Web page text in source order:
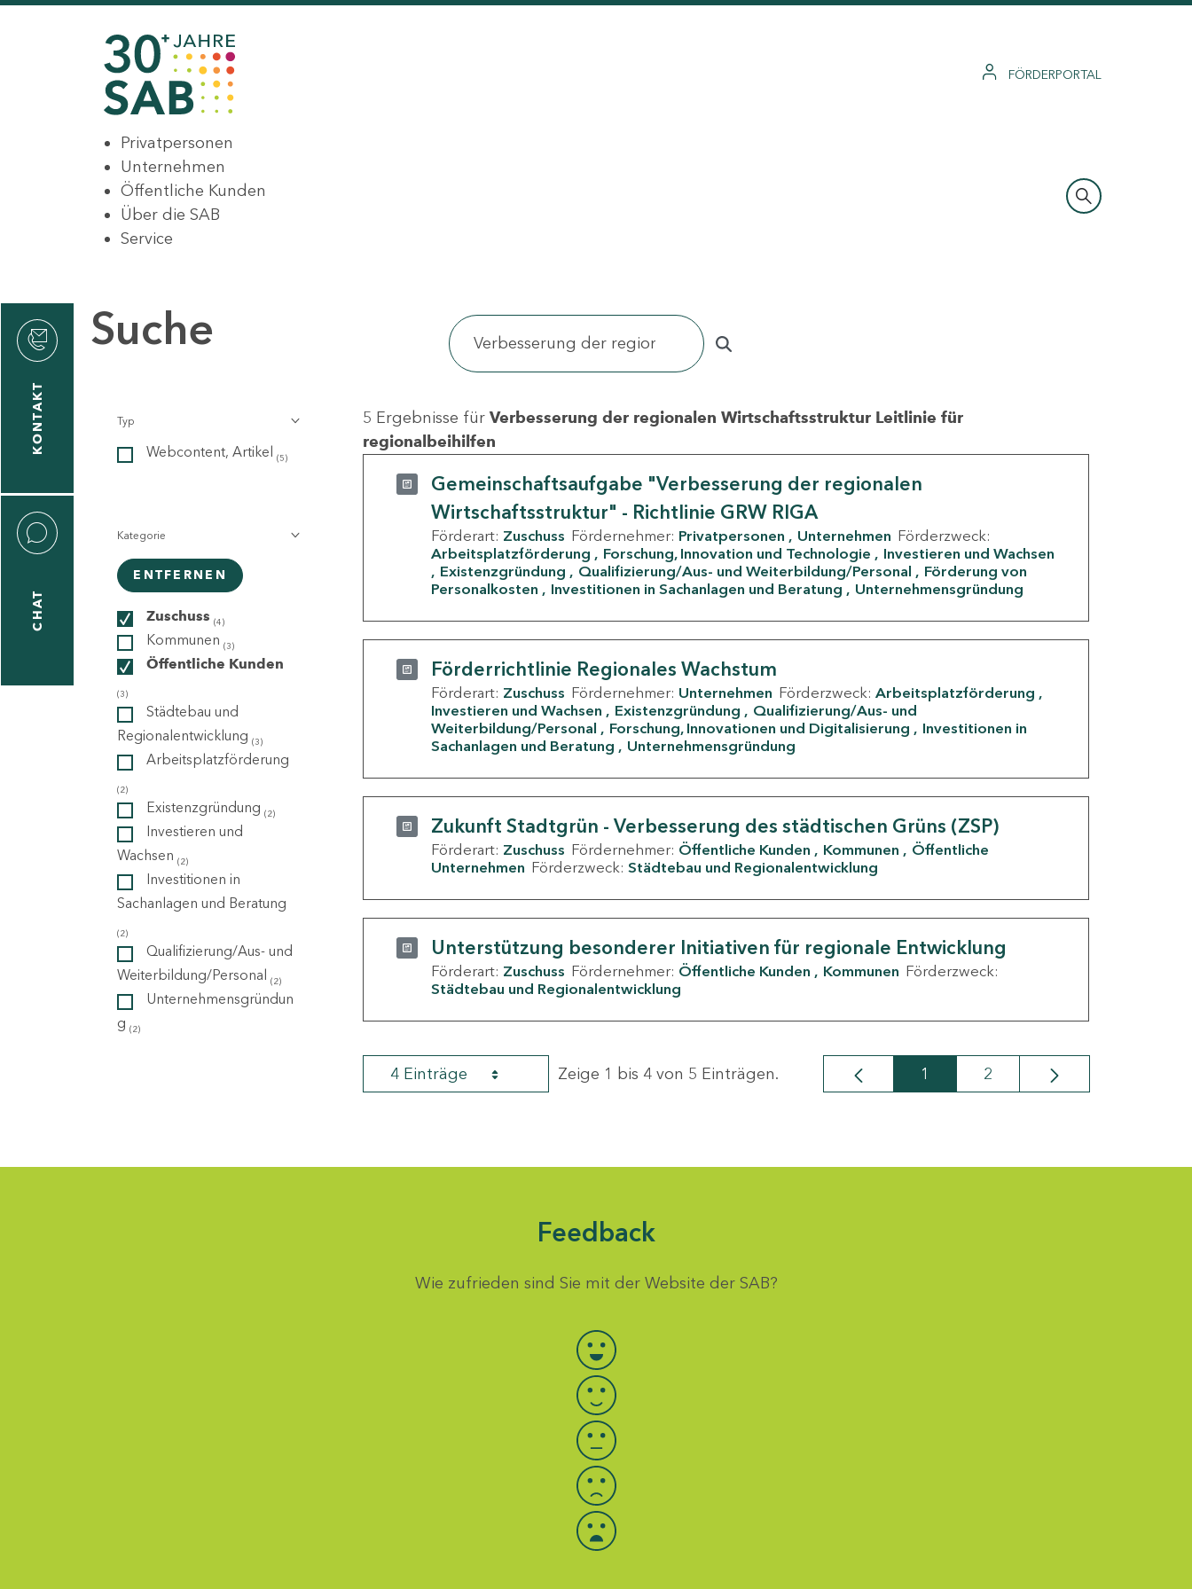
FÖRDERPORTAL
Privatpersonen
Unternehmen
Öffentliche Kunden
Über die SAB
Service
KONTAKT
CHAT
Suche
Typ
Webcontent, Artikel (5)
Kategorie
ENTFERNEN
Zuschuss (4)
Kommunen (3)
Öffentliche Kunden
(3)
Städtebau und
Regionalentwicklung (3)
Arbeitsplatzförderung
(2)
Existenzgründung (2)
Investieren und
Wachsen (2)
Investitionen in
Sachanlagen und Beratung
(2)
Qualifizierung/Aus- und
Weiterbildung/Personal (2)
Unternehmensgründun
g (2)
5 Ergebnisse für Verbesserung der regionalen Wirtschaftsstruktur Leitlinie für
regionalbeihilfen
Gemeinschaftsaufgabe "Verbesserung der regionalen
Wirtschaftsstruktur" - Richtlinie GRW RIGA
Förderart: Zuschuss Fördernehmer: Privatpersonen Unternehmen Förderzweck:
Arbeitsplatzförderung
Forschung, Innovation und Technologie
Investieren und Wachsen
Existenzgründung
Qualifizierung/Aus- und Weiterbildung/Personal
Förderung von
Personalkosten
Investitionen in Sachanlagen und Beratung Unternehmensgründung
Förderrichtlinie Regionales Wachstum
Förderart: Zuschuss Fördernehmer: Unternehmen Förderzweck: Arbeitsplatzförderung
Investieren und Wachsen
Existenzgründung
Qualifizierung/Aus- und
Weiterbildung/Personal
Forschung, Innovationen und Digitalisierung
Investitionen in
Sachanlagen und Beratung
Unternehmensgründung
Zukunft Stadtgrün - Verbesserung des städtischen Grüns (ZSP)
Förderart: Zuschuss Fördernehmer: Öffentliche Kunden Kommunen
Öffentliche
Unternehmen Förderzweck: Städtebau und Regionalentwicklung
Unterstützung besonderer Initiativen für regionale Entwicklung
Förderart: Zuschuss Fördernehmer: Öffentliche Kunden Kommunen Förderzweck:
Städtebau und Regionalentwicklung
4 Einträge Zeige 1 bis 4 von 5 Einträgen. Seite
1 Seite
2
Feedback
Wie zufrieden sind Sie mit der Website der SAB?
Bewertung auswählen